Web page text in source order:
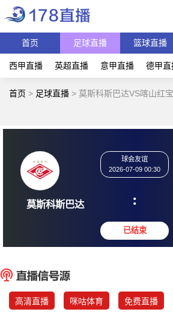
首页 足球直播 篮球直播
西甲直播 英超直播 意甲直播 德甲直
首页 > 足球直播 > 莫斯科斯巴达VS喀山红
莫斯科斯巴达
2026-07-
:
高清直播 咪咕体育 免费直播